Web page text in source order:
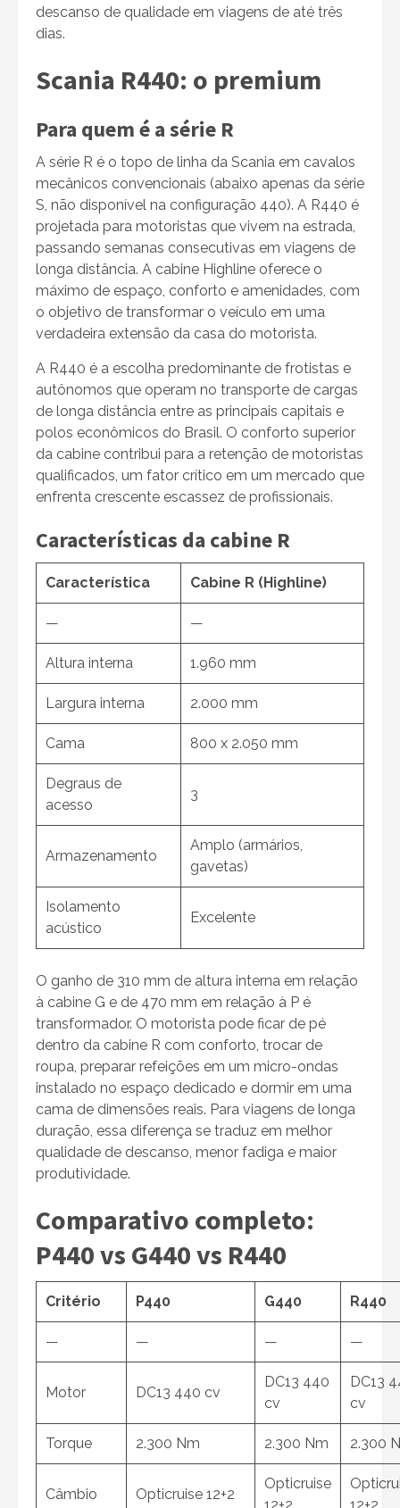
descanso de qualidade em viagens de até três
dias.
Scania R440: o premium
Para quem é a série R
A série R é o topo de linha da Scania em cavalos
mecânicos convencionais (abaixo apenas da série
S, não disponível na configuração 440). A R440 é
projetada para motoristas que vivem na estrada,
passando semanas consecutivas em viagens de
longa distância. A cabine Highline oferece o
máximo de espaço, conforto e amenidades, com
o objetivo de transformar o veículo em uma
verdadeira extensão da casa do motorista.
A R440 é a escolha predominante de frotistas e
autônomos que operam no transporte de cargas
de longa distância entre as principais capitais e
polos econômicos do Brasil. O conforto superior
da cabine contribui para a retenção de motoristas
qualificados, um fator crítico em um mercado que
enfrenta crescente escassez de profissionais.
Características da cabine R
Característica Cabine R (Highline)
— —
Altura interna 1.960 mm
Largura interna 2.000 mm
Cama 800 x 2.050 mm
Degraus de
acesso
3
Armazenamento
Amplo (armários,
gavetas)
Isolamento
acústico
Excelente
O ganho de 310 mm de altura interna em relação
à cabine G e de 470 mm em relação à P é
transformador. O motorista pode ficar de pé
dentro da cabine R com conforto, trocar de
roupa, preparar refeições em um micro-ondas
instalado no espaço dedicado e dormir em uma
cama de dimensões reais. Para viagens de longa
duração, essa diferença se traduz em melhor
qualidade de descanso, menor fadiga e maior
produtividade.
Comparativo completo:
P440 vs G440 vs R440
Critério P440 G440 R440
— — — —
Motor DC13 440 cv
DC13 440
cv
DC13
cv
Torque 2.300 Nm 2.300 Nm 2.300
Câmbio Opticruise 12+2
Opticruise